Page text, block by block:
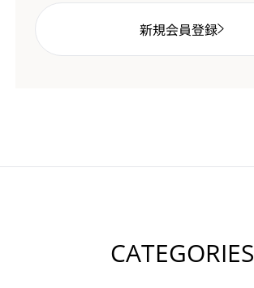
新規会員登録
CATEGORIES